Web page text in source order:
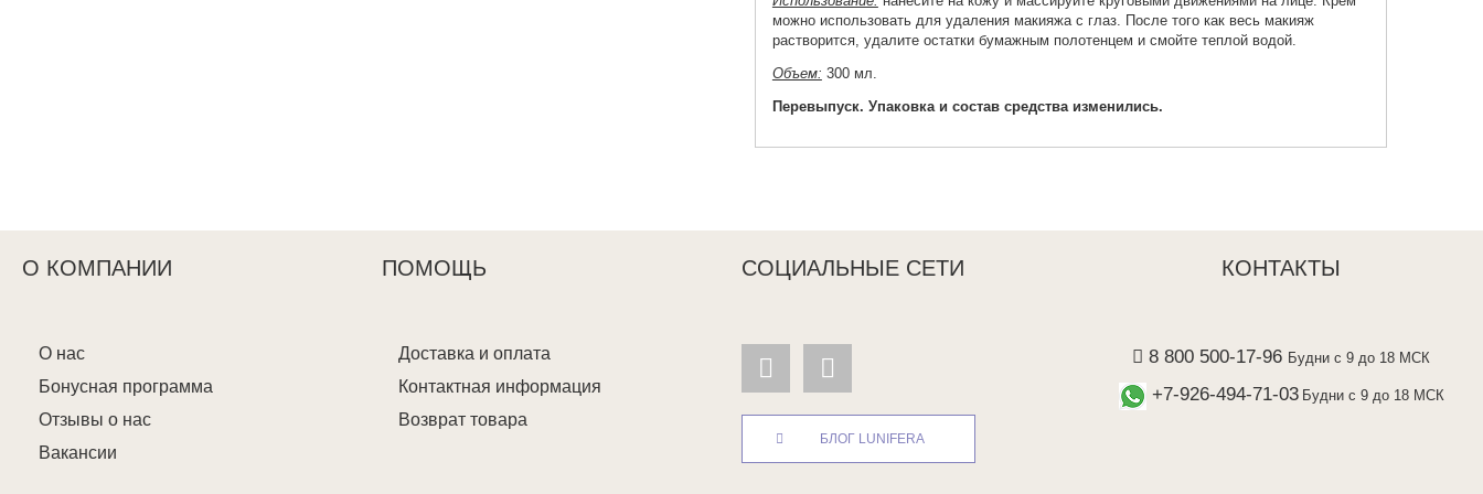
можно использовать для удаления макияжа с глаз. После того как весь макияж
растворится, удалите остатки бумажным полотенцем и смойте теплой водой.
Объем: 300 мл.
Перевыпуск. Упаковка и состав средства изменились.
О КОМПАНИИ ПОМОЩЬ СОЦИАЛЬНЫЕ СЕТИ КОНТАКТЫ
О нас
Бонусная программа
Отзывы о нас
Вакансии
Доставка и оплата
Контактная информация
Возврат товара
БЛОГ LUNIFERA
8 800 500-17-96 Будни с 9 до 18 МСК
+7-926-494-71-03 Будни с 9 до 18 МСК